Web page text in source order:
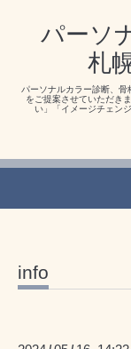
パーソ
札
パーソナルカラー診断、
をご提案させていただき
い」「イメージチェン
info